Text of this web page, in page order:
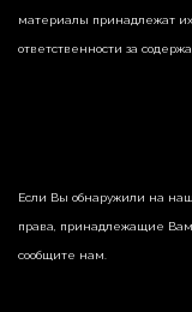
материалы принадлежат
ответственности за
Если Вы обнаружили на
права, принадлежащие
сообщите нам.